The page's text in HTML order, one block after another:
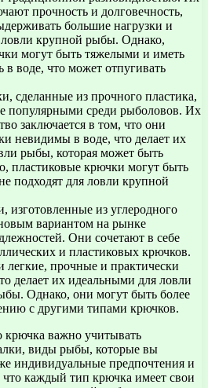
прочность и долговечность,
большие нагрузки и
ловли крупной рыбы. Однако,
могут быть тяжелыми и иметь
воде, что может отпугивать
сделанные из прочного пластика,
популярными среди рыболовов. Их
заключается в том, что они
невидимы в воде, что делает их
рыбы, которая может быть
пластиковые крючки могут быть
подходят для ловли крупной
изготовленные из углеродного
вариантом на рынке
Они сочетают в себе
и пластиковых крючков.
прочные и практически
делает их идеальными для ловли
Однако, они могут быть более
с другими типами крючков.
важно учитывать
виды рыбы, которые вы
индивидуальные предпочтения и
каждый тип крючка имеет свои